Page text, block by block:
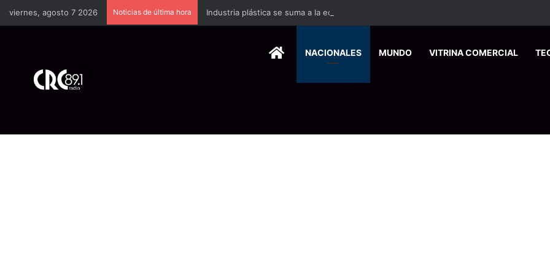
viernes, agosto 7 2026 Noticias de última hora Industria plástica se suma a la economía circular
HOMENACIONALES MUNDO VITRINA COMERCIAL